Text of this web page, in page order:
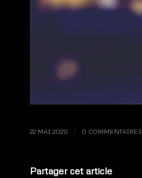
22 MAI 2020 / 0 COMMENTAIRES
Partager cet article